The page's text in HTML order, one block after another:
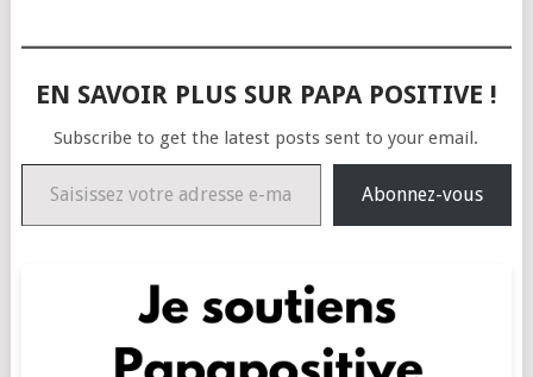
EN SAVOIR PLUS SUR PAPA POSITIVE !
Subscribe to get the latest posts sent to your email.
Saisissez votre adresse e-mail…
Abonnez-vous